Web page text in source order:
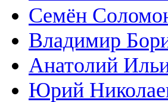
Семён
Владимир
Анатолий
Юрий